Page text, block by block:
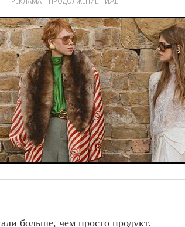
больше, чем просто продукт.